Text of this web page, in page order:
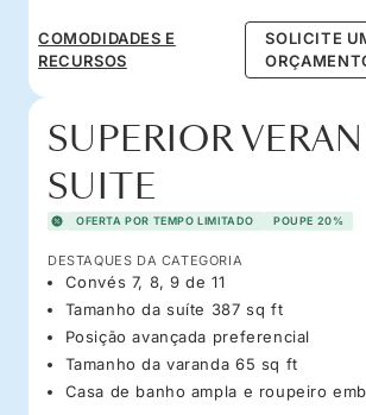
COMODIDADES E
RECURSOS
SOLICITE
SUPERIOR
SUITE
OFERTA POR TEMPO LIMITADO POUPE 20%
DESTAQUES DA CATEGORIA
Convés 7, 8, 9 de 11
Tamanho da suíte 387 sq ft
Posição avançada preferencial
Tamanho da varanda 65 sq ft
Casa de banho ampla e roupeiro